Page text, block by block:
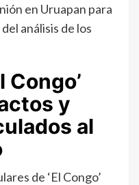
en Uruapan para
análisis de los
Congo’
y
al
de ‘El Congo’